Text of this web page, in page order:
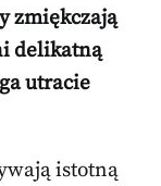
zmiękczają
delikatną
utracie
istotną